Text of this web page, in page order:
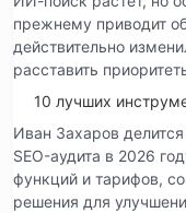
прежнему приводит
действительно
расставить
10 лучших
Иван Захаров
SEO-аудита в 2026
функций и тарифов,
решения для